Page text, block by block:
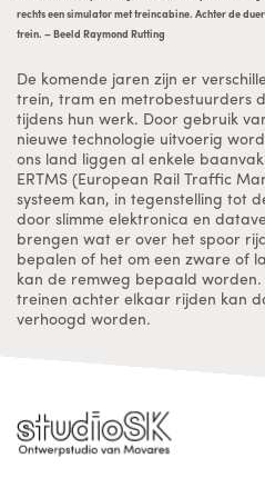
rechts een simulator met treincabine. Achter de
trein. – Beeld Raymond Rutting
De komende jaren zijn er
trein, tram en metrobestuurders
tijdens hun werk. Door gebruik
nieuwe technologie uitvoerig
ons land liggen al enkele
ERTMS (European Rail Traffic
systeem kan, in tegenstelling tot
door slimme elektronica en
brengen wat er over het spoor
bepalen of het om een zware of
kan de remweg bepaald
treinen achter elkaar rijden kan
verhoogd worden.